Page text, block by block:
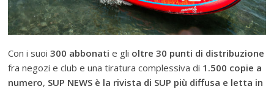
Con i suoi300 abbonati e gli oltre 30 punti di distribuzione
fra negozi e club e una tiratura complessiva di 1.500 copie a
numero, SUP NEWS è la rivista di SUP più diffusa e letta in